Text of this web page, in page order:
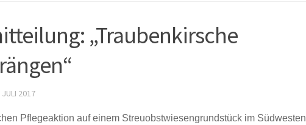
„Traubenkirsche
JULI 2017
Pflegeaktion auf einem Streuobstwiesengrundstück im Südwesten